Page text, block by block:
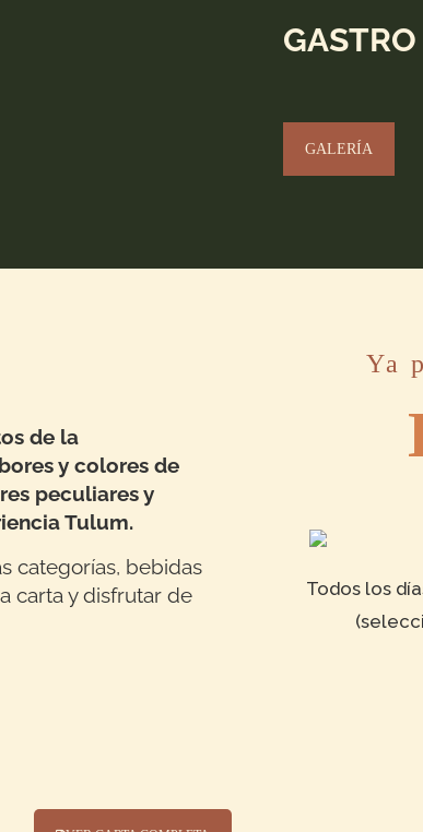
GALERÍA
de la
y colores de
peculiares y
Tulum.
categorías, bebidas
carta y disfrutar de
Ya
Todos los